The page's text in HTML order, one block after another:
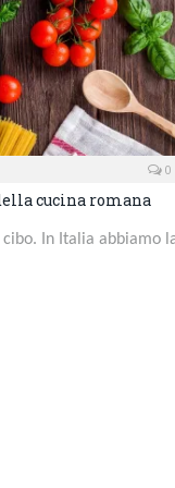
0
cucina romana
cibo. In Italia abbiamo